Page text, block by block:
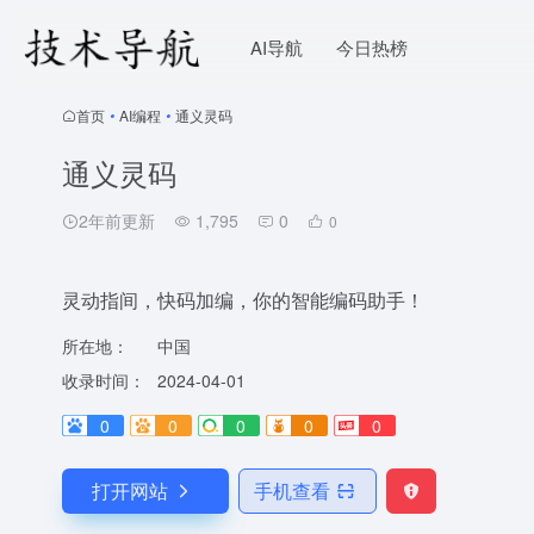
AI导航 今日热榜
首页 • AI编程 • 通义灵码
通义灵码
2年前更新 1,795 0 0
灵动指间，快码加编，你的智能编码助手！
所在地：
中国
收录时间：
2024-04-01
0
0 0 0 0
打开网站 手机查看